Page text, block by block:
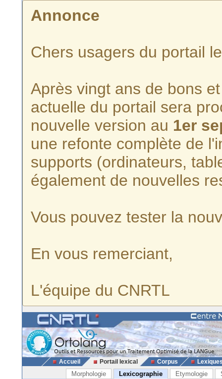
Annonce
Chers usagers du portail
Après vingt ans de bons
actuelle du portail sera
nouvelle version au 1er
une refonte complète de
supports (ordinateurs,
également de nouvelles
Vous pouvez tester la
En vous remerciant,
L'équipe du CNRTL
Accueil Portail lexical Corpus
Morphologie Lexicographie Etymologie